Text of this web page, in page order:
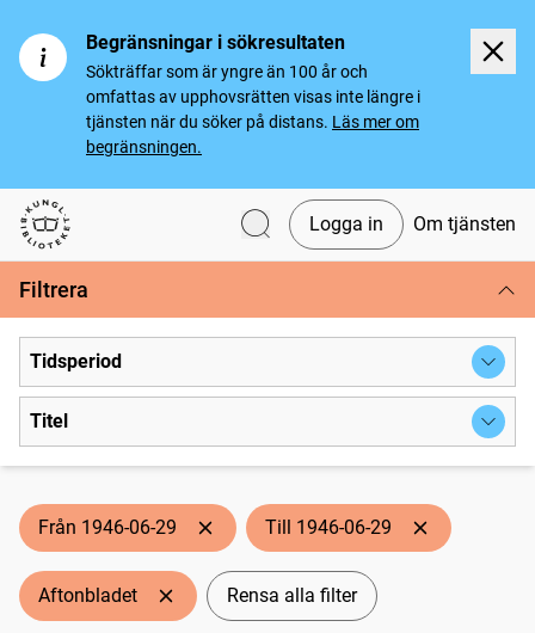
Begränsningar i sökresultaten
Sökträffar som är yngre än 100 år och
omfattas av upphovsrätten visas inte längre i
tjänsten när du söker på distans. Läs mer om
begränsningen.
Svenska tidningar
Logga in Om tjänsten
Filtrera
Tidsperiod
Titel
Från 1946-06-29 Till 1946-06-29
Aftonbladet Rensa alla filter